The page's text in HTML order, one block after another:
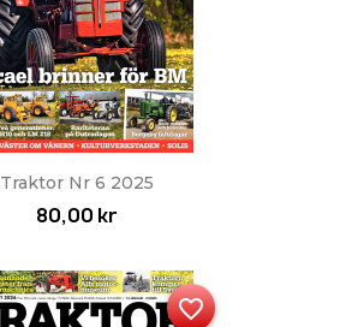
Traktor Nr 6 2025
80,00 kr
favorite_border